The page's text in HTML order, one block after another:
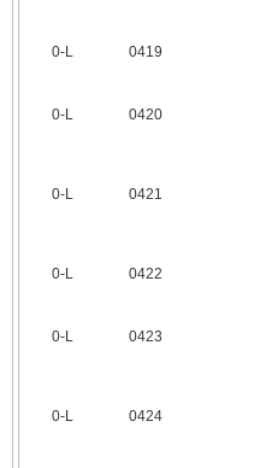
0‑L 0419
0‑L 0420
0‑L 0421
0‑L 0422
0‑L 0423
0‑L 0424